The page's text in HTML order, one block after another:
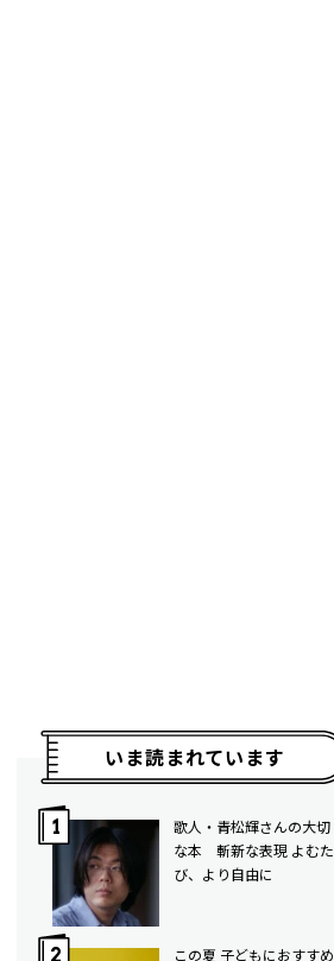
いま読まれています
歌人・青松輝さんの大切
な本 斬新な表現 よむた
び、より自由に
この夏 子どもにおすすめ